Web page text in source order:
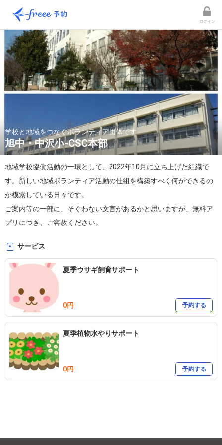
ログイン
学校と地域をつなぐボランティア団体です
旭中・中沢小-CSC本部
地域学校協働活動の一環として、2022年10月に立ち上げた組織で
す。新しい地域ボランティア活動の仕組を構築すべく何ができるの
か模索している日々です。
ご案内等の一部に、そぐわない文言があるかと思いますが、無料ア
プリにつき、ご容赦ください。
サービス
夏季ウサギ飼育サポート
0円 予約する
夏季植物水やりサポート
0円 予約する